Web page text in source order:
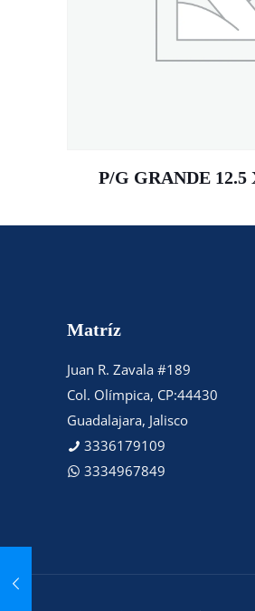
P/G GRANDE 12.5
Matríz
Juan R. Zavala #189
Col. Olímpica, CP:44430
Guadalajara, Jalisco
3336179109
3334967849